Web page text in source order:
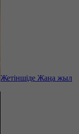
Жетіншіде Жаңа жыл